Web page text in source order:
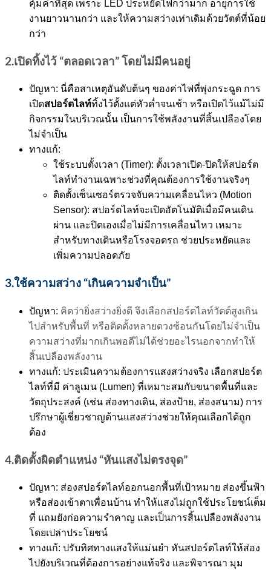
คุ้มค่าที่สุด เพราะ LED ประหยัดไฟกว่ามาก อายุการใช้
งานยาวนานกว่า และให้ความสว่างเท่าเดิมด้วยวัตต์ที่น้อย
กว่า
2.เปิดทิ้งไว้ “ตลอดเวลา” โดยไม่มีคนอยู่
ปัญหา: นี่คือสาเหตุอันดับต้นๆ ของค่าไฟที่พุ่งกระฉูด การ
เปิดสปอร์ตไลท์ทิ้งไว้ตั้งแต่หัวค่ำจนเช้า หรือเปิดไว้แม้ไม่มี
กิจกรรมในบริเวณนั้น เป็นการใช้พลังงานที่สิ้นเปลืองโดย
ไม่จำเป็น
ทางแก้:
ใช้ระบบตั้งเวลา (Timer): ตั้งเวลาเปิด-ปิดให้สปอร์ต
ไลท์ทำงานเฉพาะช่วงที่คุณต้องการใช้งานจริงๆ
ติดตั้งเซ็นเซอร์ตรวจจับความเคลื่อนไหว (Motion
Sensor): สปอร์ตไลท์จะเปิดอัตโนมัติเมื่อมีคนเดิน
ผ่าน และปิดเองเมื่อไม่มีการเคลื่อนไหว เหมาะ
สำหรับทางเดินหรือโรงจอดรถ ช่วยประหยัดและ
เพิ่มความปลอดภัย
3.ใช้ความสว่าง “เกินความจำเป็น”
ปัญหา: คิดว่ายิ่งสว่างยิ่งดี จึงเลือกสปอร์ตไลท์วัตต์สูงเกิน
ไปสำหรับพื้นที่ หรือติดตั้งหลายดวงซ้อนกันโดยไม่จำเป็น
ความสว่างที่มากเกินพอดีไม่ได้ช่วยอะไรนอกจากทำให้
สิ้นเปลืองพลังงาน
ทางแก้: ประเมินความต้องการแสงสว่างจริง เลือกสปอร์ต
ไลท์ที่มี ค่าลูเมน (Lumen) ที่เหมาะสมกับขนาดพื้นที่และ
วัตถุประสงค์ (เช่น ส่องทางเดิน, ส่องป้าย, ส่องสนาม) การ
ปรึกษาผู้เชี่ยวชาญด้านแสงสว่างช่วยให้คุณเลือกได้ถูก
ต้อง
4.ติดตั้งผิดตำแหน่ง “หันแสงไม่ตรงจุด”
ปัญหา: ส่องสปอร์ตไลท์ออกนอกพื้นที่เป้าหมาย ส่องขึ้นฟ้า
หรือส่องเข้าตาเพื่อนบ้าน ทำให้แสงไม่ถูกใช้ประโยชน์เต็ม
ที่ แถมยังก่อความรำคาญ และเป็นการสิ้นเปลืองพลังงาน
โดยเปล่าประโยชน์
ทางแก้: ปรับทิศทางแสงให้แม่นยำ หันสปอร์ตไลท์ให้ส่อง
ไปยังบริเวณที่ต้องการอย่างแท้จริง และพิจารณา มุม